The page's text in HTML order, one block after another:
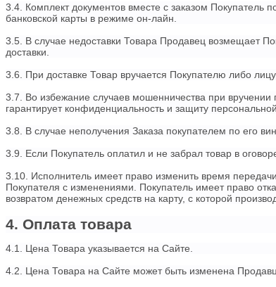
3.4. Комплект документов вместе с заказом
банковской карты в режиме он-лайн.
3.5. В случае недоставки Товара Продавец возмещает
доставки.
3.6. При доставке Товар вручается Покупателю либо
3.7. Во избежание случаев мошенничества при вручении
гарантирует конфиденциальность и защиту
3.8. В случае неполучения Заказа покупателем по его
3.9. Если Покупатель оплатил и не забрал товар в
3.10. Исполнитель имеет право изменить время
Покупателя с изменениями. Покупатель имеет право
возвратом денежных средств на карту, с которой
4. Оплата товара
4.1. Цена Товара указывается на Сайте.
4.2. Цена Товара на Сайте может быть изменена